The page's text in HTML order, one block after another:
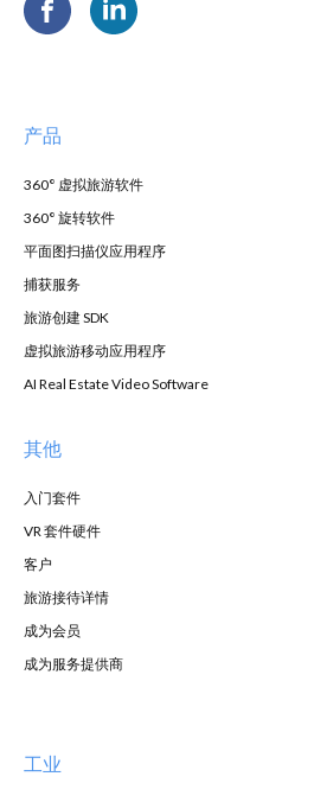
产品
360° 虚拟旅游软件
360° 旋转软件
平面图扫描仪应用程序
捕获服务
旅游创建 SDK
虚拟旅游移动应用程序
AI Real Estate Video Software
其他
入门套件
VR 套件硬件
客户
旅游接待详情
成为会员
成为服务提供商
工业